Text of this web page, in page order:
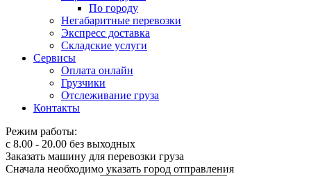
По городу
Негабаритные перевозки
Экспресс доставка
Складские услуги
Сервисы
Оплата онлайн
Грузчики
Отслеживание груза
Контакты
Режим работы:
с 8.00 - 20.00 без выходных
Заказать машину для перевозки груза
Сначала необходимо указать город отправления